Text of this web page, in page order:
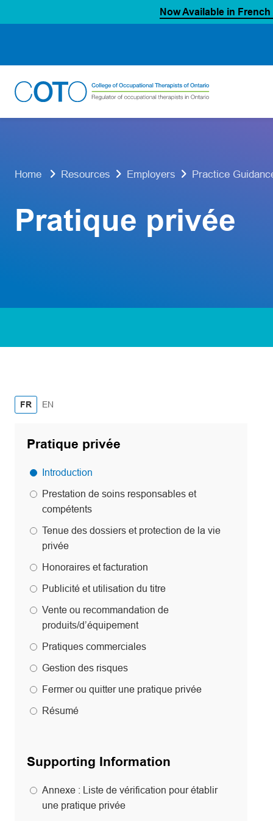
Now Available in
Home Resources Employers Practice
Pratique privée
FR English
EN
Pratique privée
Introduction
Prestation de soins responsables et
compétents
Tenue des dossiers et protection de la vie
privée
Honoraires et facturation
Publicité et utilisation du titre
Vente ou recommandation de
produits/d’équipement
Pratiques commerciales
Gestion des risques
Fermer ou quitter une pratique privée
Résumé
Supporting Information
Annexe : Liste de vérification pour établir
une pratique privée